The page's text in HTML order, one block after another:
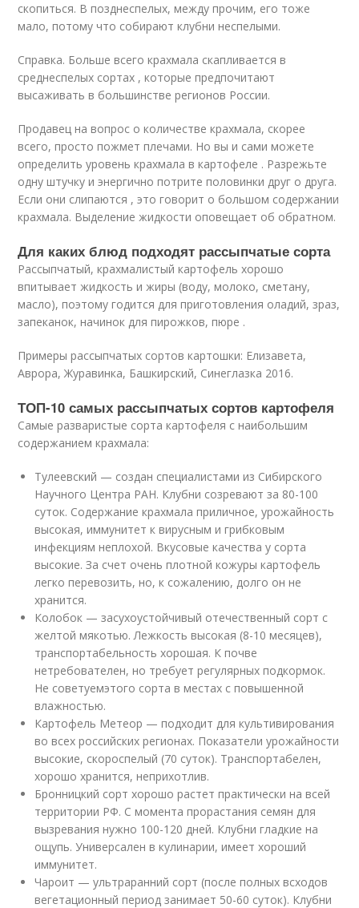
скопиться. В позднеспелых, между прочим, его тоже
мало, потому что собирают клубни неспелыми.
Справка. Больше всего крахмала скапливается в
среднеспелых сортах , которые предпочитают
высаживать в большинстве регионов России.
Продавец на вопрос о количестве крахмала, скорее
всего, просто пожмет плечами. Но вы и сами можете
определить уровень крахмала в картофеле . Разрежьте
одну штучку и энергично потрите половинки друг о друга.
Если они слипаются , это говорит о большом содержании
крахмала. Выделение жидкости оповещает об обратном.
Для каких блюд подходят рассыпчатые сорта
Рассыпчатый, крахмалистый картофель хорошо
впитывает жидкость и жиры (воду, молоко, сметану,
масло), поэтому годится для приготовления оладий, зраз,
запеканок, начинок для пирожков, пюре .
Примеры рассыпчатых сортов картошки: Елизавета,
Аврора, Журавинка, Башкирский, Синеглазка 2016.
ТОП-10 самых рассыпчатых сортов картофеля
Самые разваристые сорта картофеля с наибольшим
содержанием крахмала:
Тулеевский — создан специалистами из Сибирского
Научного Центра РАН. Клубни созревают за 80-100
суток. Содержание крахмала приличное, урожайность
высокая, иммунитет к вирусным и грибковым
инфекциям неплохой. Вкусовые качества у сорта
высокие. За счет очень плотной кожуры картофель
легко перевозить, но, к сожалению, долго он не
хранится.
Колобок — засухоустойчивый отечественный сорт с
желтой мякотью. Лежкость высокая (8-10 месяцев),
транспортабельность хорошая. К почве
нетребователен, но требует регулярных подкормок.
Не советуемэтого сорта в местах с повышенной
влажностью.
Картофель Метеор — подходит для культивирования
во всех российских регионах. Показатели урожайности
высокие, скороспелый (70 суток). Транспортабелен,
хорошо хранится, неприхотлив.
Бронницкий сорт хорошо растет практически на всей
территории РФ. С момента прорастания семян для
вызревания нужно 100-120 дней. Клубни гладкие на
ощупь. Универсален в кулинарии, имеет хороший
иммунитет.
Чароит — ультраранний сорт (после полных всходов
вегетационный период занимает 50-60 суток). Клубни